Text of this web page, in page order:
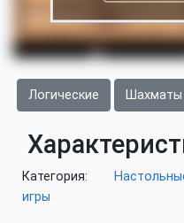
Логические
Категория:
игры